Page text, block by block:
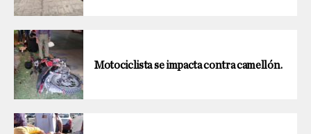
Motociclista se impacta contra camellón.